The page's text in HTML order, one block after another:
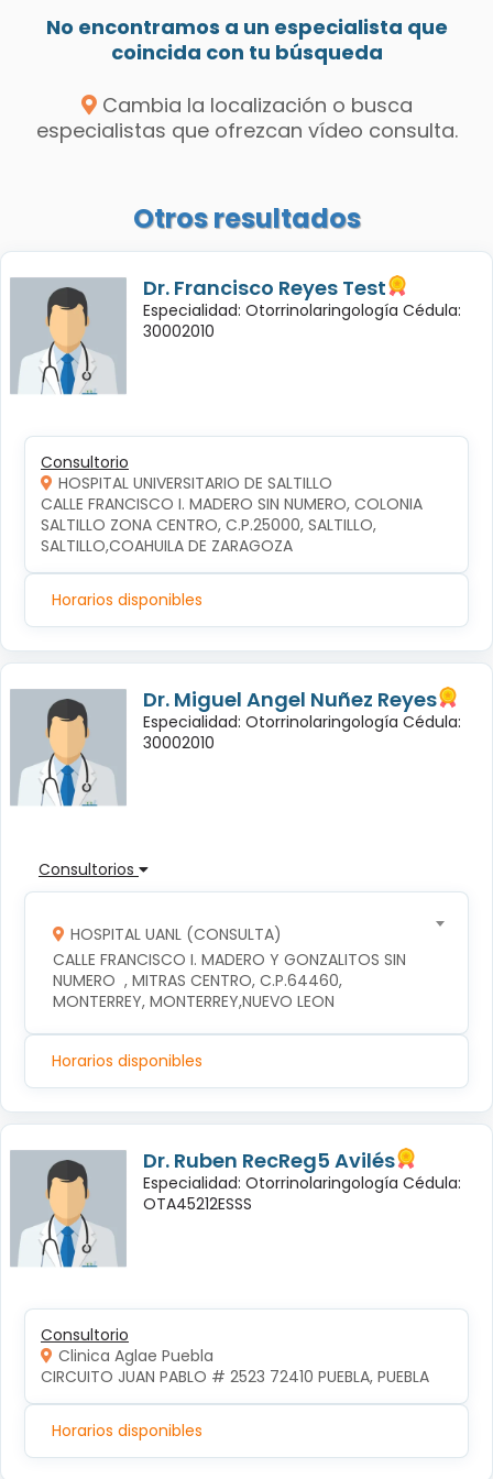
No encontramos a un especialista que
coincida con tu búsqueda
Cambia la localización o busca
especialistas que ofrezcan vídeo consulta.
Otros resultados
Dr. Francisco Reyes Test
Especialidad: Otorrinolaringología Cédula:
30002010
Consultorio
HOSPITAL UNIVERSITARIO DE SALTILLO
CALLE FRANCISCO I. MADERO SIN NUMERO, COLONIA
SALTILLO ZONA CENTRO, C.P.25000, SALTILLO,
SALTILLO,COAHUILA DE ZARAGOZA
Horarios disponibles
Dr. Miguel Angel Nuñez Reyes
Especialidad: Otorrinolaringología Cédula:
30002010
Consultorios
HOSPITAL UANL (CONSULTA)
CALLE FRANCISCO I. MADERO Y GONZALITOS SIN
NUMERO  , MITRAS CENTRO, C.P.64460,
MONTERREY, MONTERREY,NUEVO LEON
Horarios disponibles
Dr. Ruben RecReg5 Avilés
Especialidad: Otorrinolaringología Cédula:
OTA45212ESSS
Consultorio
Clinica Aglae Puebla
CIRCUITO JUAN PABLO # 2523 72410 PUEBLA, PUEBLA
Horarios disponibles